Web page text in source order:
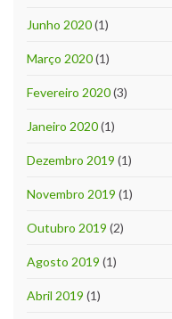
Junho 2020(1)
Março 2020(1)
Fevereiro 2020(3)
Janeiro 2020(1)
Dezembro 2019 (1)
Novembro 2019 (1)
Outubro 2019 (2)
Agosto 2019 (1)
Abril 2019 (1)